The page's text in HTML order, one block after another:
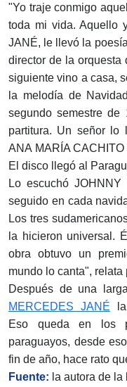
"Yo traje conmigo
toda mi vida. Aquello
JANÉ, le llevó la
director de la
siguiente vino a casa,
la melodía de
segundo semestre
partitura. Un señor lo
ANA MARÍA
El disco llegó al
Lo escuchó
seguido en cada
Los tres
la hicieron universal.
obra obtuvo un
mundo lo canta",
Después de una
MERCEDES JANÉ
Eso queda en los
paraguayos, desde
fin de año, hace rato
Fuente: la autora de la